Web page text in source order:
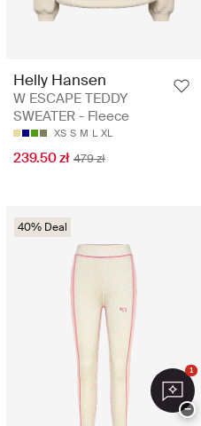
Helly Hansen
W ESCAPE TEDDY
SWEATER - Fleece
XS S M L XL
239.50 zł 479 zł
40% Deal
1
−